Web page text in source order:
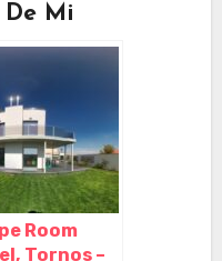
De Mi
Room
Tornos –